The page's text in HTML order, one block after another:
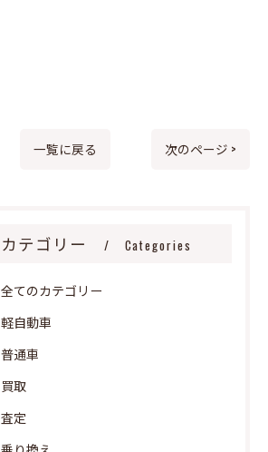
一覧に戻る 次のページ >
カテゴリー Categories
全てのカテゴリー
軽自動車
普通車
買取
査定